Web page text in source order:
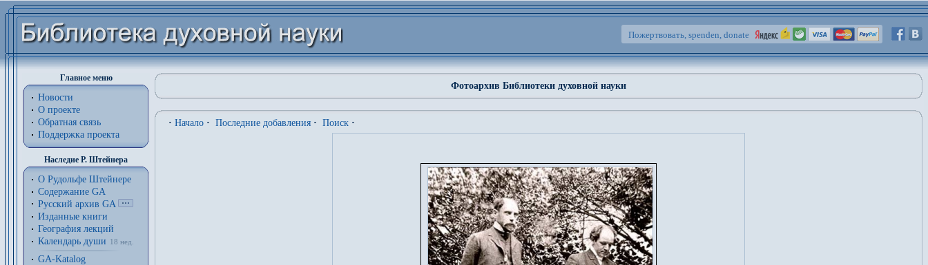
Пожертвовать, spenden, donate
Главное меню
Новости
О проекте
Обратная связь
Поддержка проекта
Наследие Р. Штейнера
О Рудольфе Штейнере
Содержание GA
Русский архив GA
Изданные книги
География лекций
Календарь души
18 нед.
GA-Katalog
Фотоархив Библиотеки духовной науки
· Начало · Последние добавления · Поиск ·